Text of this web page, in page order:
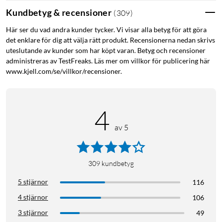
Brusreducering
Koppla av på bussen eller stäng ute bruset från gymmet - med
aktiv brusreducering (ANC) får du full kontroll över din
omgivning. Perfekt för att fokusera extra på träningspasset
Hörlurarnas låga strömförbrukning innebär att en laddning
ger dig upp till 6 timmar av musik, avkopplande böcker och
fortsätter speltiden i hela 24 timmar.
Kundbetyg & recensioner (309)
Här ser du vad andra kunder tycker. Vi visar alla betyg för att göra
det enklare för dig att välja rätt produkt. Recensionerna nedan skrivs
uteslutande av kunder som har köpt varan. Betyg och recensioner
administreras av TestFreaks. Läs mer om villkor för publicering här
www.kjell.com/se/villkor/recensioner.
4 av 5
309 kundbetyg
5 stjärnor
116
4 stjärnor
106
3 stjärnor
49